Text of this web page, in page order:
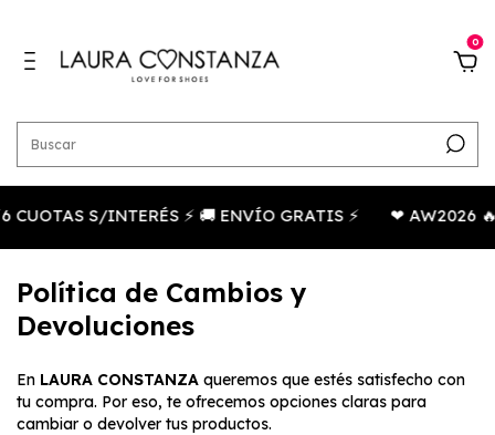
0
S/INTERÉS ⚡ 🚚 ENVÍO GRATIS ⚡ ❤ AW2026 🔥
Política de Cambios y
Devoluciones
En LAURA CONSTANZA queremos que estés satisfecho con
tu compra. Por eso, te ofrecemos opciones claras para
cambiar o devolver tus productos.